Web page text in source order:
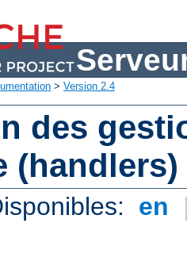
> Version 2.4
des
(handlers)
en